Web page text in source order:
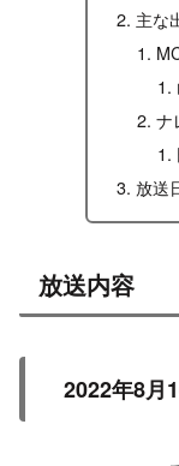
主な
ナ
放送
放送内容
2022年8月